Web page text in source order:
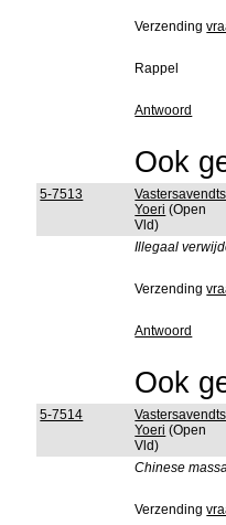
Verzending
Rappel
Antwoord
Ook
5-7513
Vastersavendts
Yoeri (Open
Vld)
Illegaal
Verzending
Antwoord
Ook
5-7514
Vastersavendts
Yoeri (Open
Vld)
Chinese
Verzending